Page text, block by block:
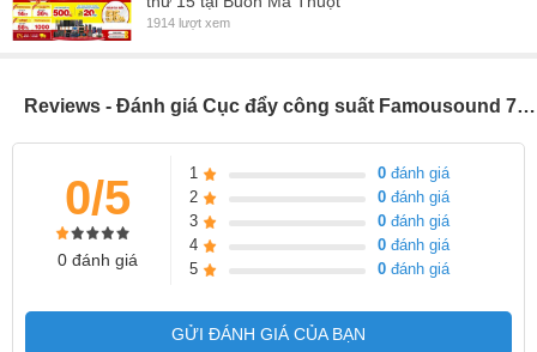
1914 lượt xem
Reviews - Đánh giá Cục đẩy công suất Famousound 7206 (Giá 1 chiếc)
0/5
0 đánh giá
1 0 đánh giá
2
0 đánh giá
3
0 đánh giá
4
0 đánh giá
5
0 đánh giá
GỬI ĐÁNH GIÁ CỦA BẠN